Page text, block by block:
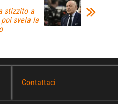
stizzito a
poi svela la
Contattaci